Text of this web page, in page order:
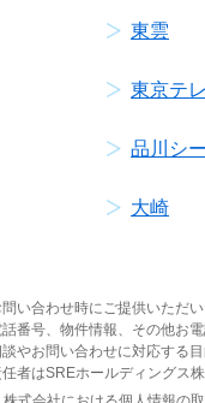
東雲
東京テ
品川シ
大崎
い合わせ時にご提供いただ
話番号、物件情報、その他お
やお問い合わせに対応する
者はSREホールディングス株